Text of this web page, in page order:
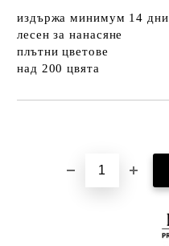
издържа минимум 14 дни
лесен за нанасяне
плътни цветове
над 200 цвята